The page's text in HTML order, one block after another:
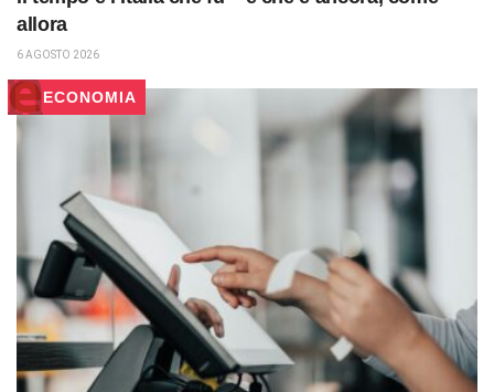
allora
6 AGOSTO 2026
ECONOMIA